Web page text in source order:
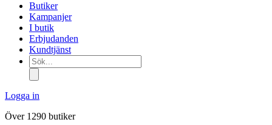
Butiker
Kampanjer
I butik
Erbjudanden
Kundtjänst
Sök...
Logga in
Över 1290 butiker